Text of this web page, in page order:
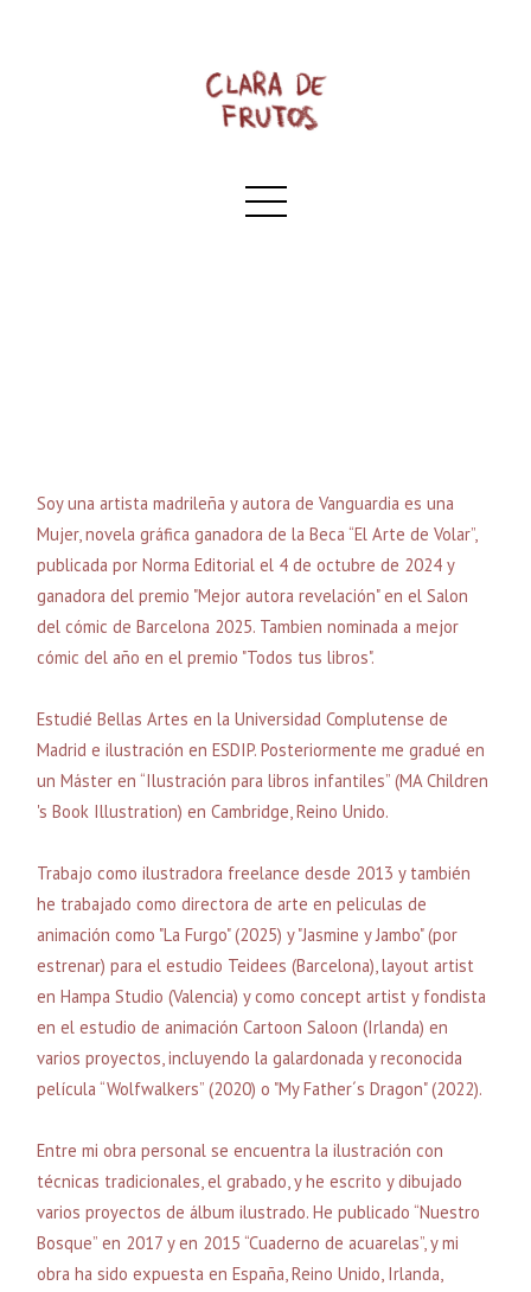
Soy una artista madrileña y autora de Vanguardia es una
Mujer, novela gráfica ganadora de la Beca “El Arte de Volar”,
publicada por Norma Editorial el 4 de octubre de 2024 y
ganadora del premio "Mejor autora revelación" en el Salon
del cómic de Barcelona 2025. Tambien nominada a mejor
cómic del año en el premio "Todos tus libros".
Estudié Bellas Artes en la Universidad Complutense de
Madrid e ilustración en ESDIP. Posteriormente me gradué en
un Máster en “Ilustración para libros infantiles” (MA Children
's Book Illustration) en Cambridge, Reino Unido.
Trabajo como ilustradora freelance desde 2013 y también
he trabajado como directora de arte en peliculas de
animación como "La Furgo" (2025) y "Jasmine y Jambo" (por
estrenar) para el estudio Teidees (Barcelona), layout artist
en Hampa Studio (Valencia) y como concept artist y fondista
en el estudio de animación Cartoon Saloon (Irlanda) en
varios proyectos, incluyendo la galardonada y reconocida
película “Wolfwalkers” (2020) o "My Father´s Dragon" (2022).
Entre mi obra personal se encuentra la ilustración con
técnicas tradicionales, el grabado, y he escrito y dibujado
varios proyectos de álbum ilustrado. He publicado “Nuestro
Bosque” en 2017 y en 2015 “Cuaderno de acuarelas”, y mi
obra ha sido expuesta en España, Reino Unido, Irlanda,